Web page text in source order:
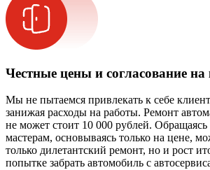
Честные цены и согласование на
Мы не пытаемся привлекать к себе
занижая расходы на работы. Ремонт
не может стоит 10 000 рублей.
мастерам, основываясь только на цене,
только дилетантский ремонт, но и рост
попытке забрать автомобиль с